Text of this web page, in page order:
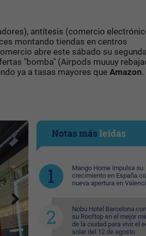
antítesis (comercio
montando tiendas en centros
abre este sábado su
"bomba" (Airpods muuuy
ya a tasas mayores queAmazon.
Notas másleídas
Mango Home impulsa su
crecimiento en España
nueva apertura en
Nobu Hotel Barcelona
su Rooftop en el mejor
de la ciudad para vivir el
solar del 12 de agosto